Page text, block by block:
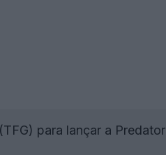
para lançar a Predator